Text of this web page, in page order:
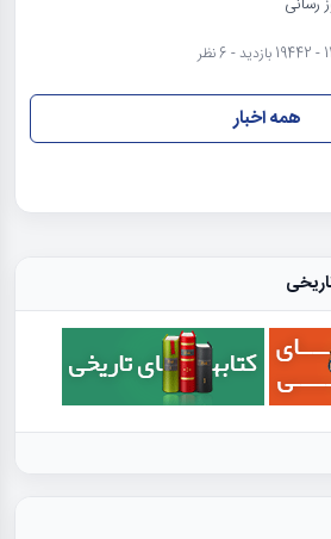
رسانی
همه اخبار